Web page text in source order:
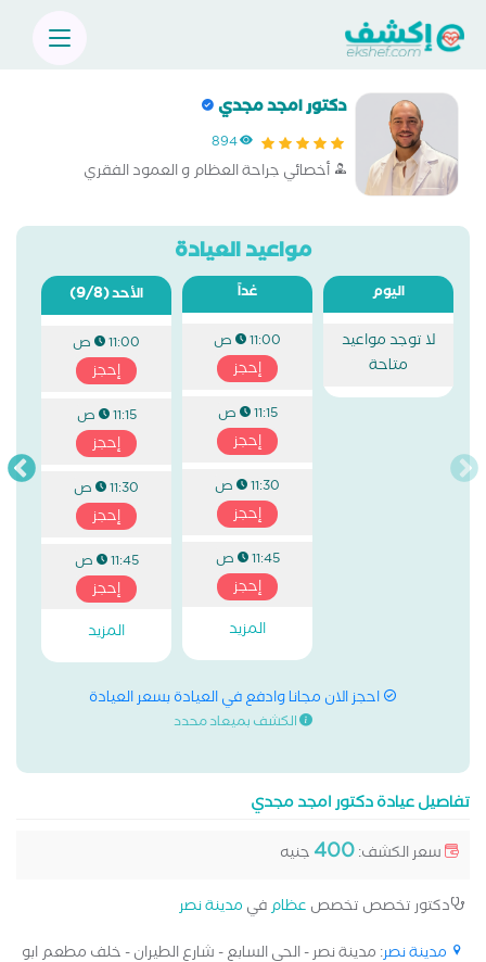
دكتور امجد مجدي
894
أخصائي جراحة العظام و العمود الفقري
مواعيد العيادة
اليوم
لا توجد مواعيد
متاحة
غداً
11:00 ص
إحجز
11:15 ص
إحجز
11:30 ص
إحجز
11:45 ص
إحجز
المزيد
الأحد(9/8)
11:00 ص
إحجز
11:15 ص
إحجز
11:30 ص
إحجز
11:45 ص
إحجز
المزيد
احجز الان مجانا وادفع في العيادة بسعر العيادة
الكشف بميعاد محدد
تفاصيل عيادة دكتور امجد مجدي
سعر الكشف:400 جنيه
دكتور تخصص تخصص عظامفي مدينة نصر
مدينة نصر: مدينة نصر - الحي السابع - شارع الطيران - خلف مطعم ابو